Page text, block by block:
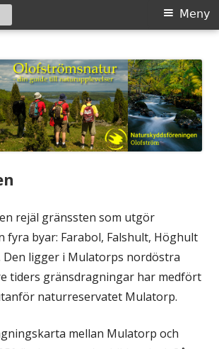
Meny
Sök
efter:
rejäl gränssten som utgör
fyra byar: Farabol, Falshult, Höghult
ligger i Mulatorps nordöstra
tiders gränsdragningar har medfört
naturreservatet Mulatorp.
mellan Mulatorp och